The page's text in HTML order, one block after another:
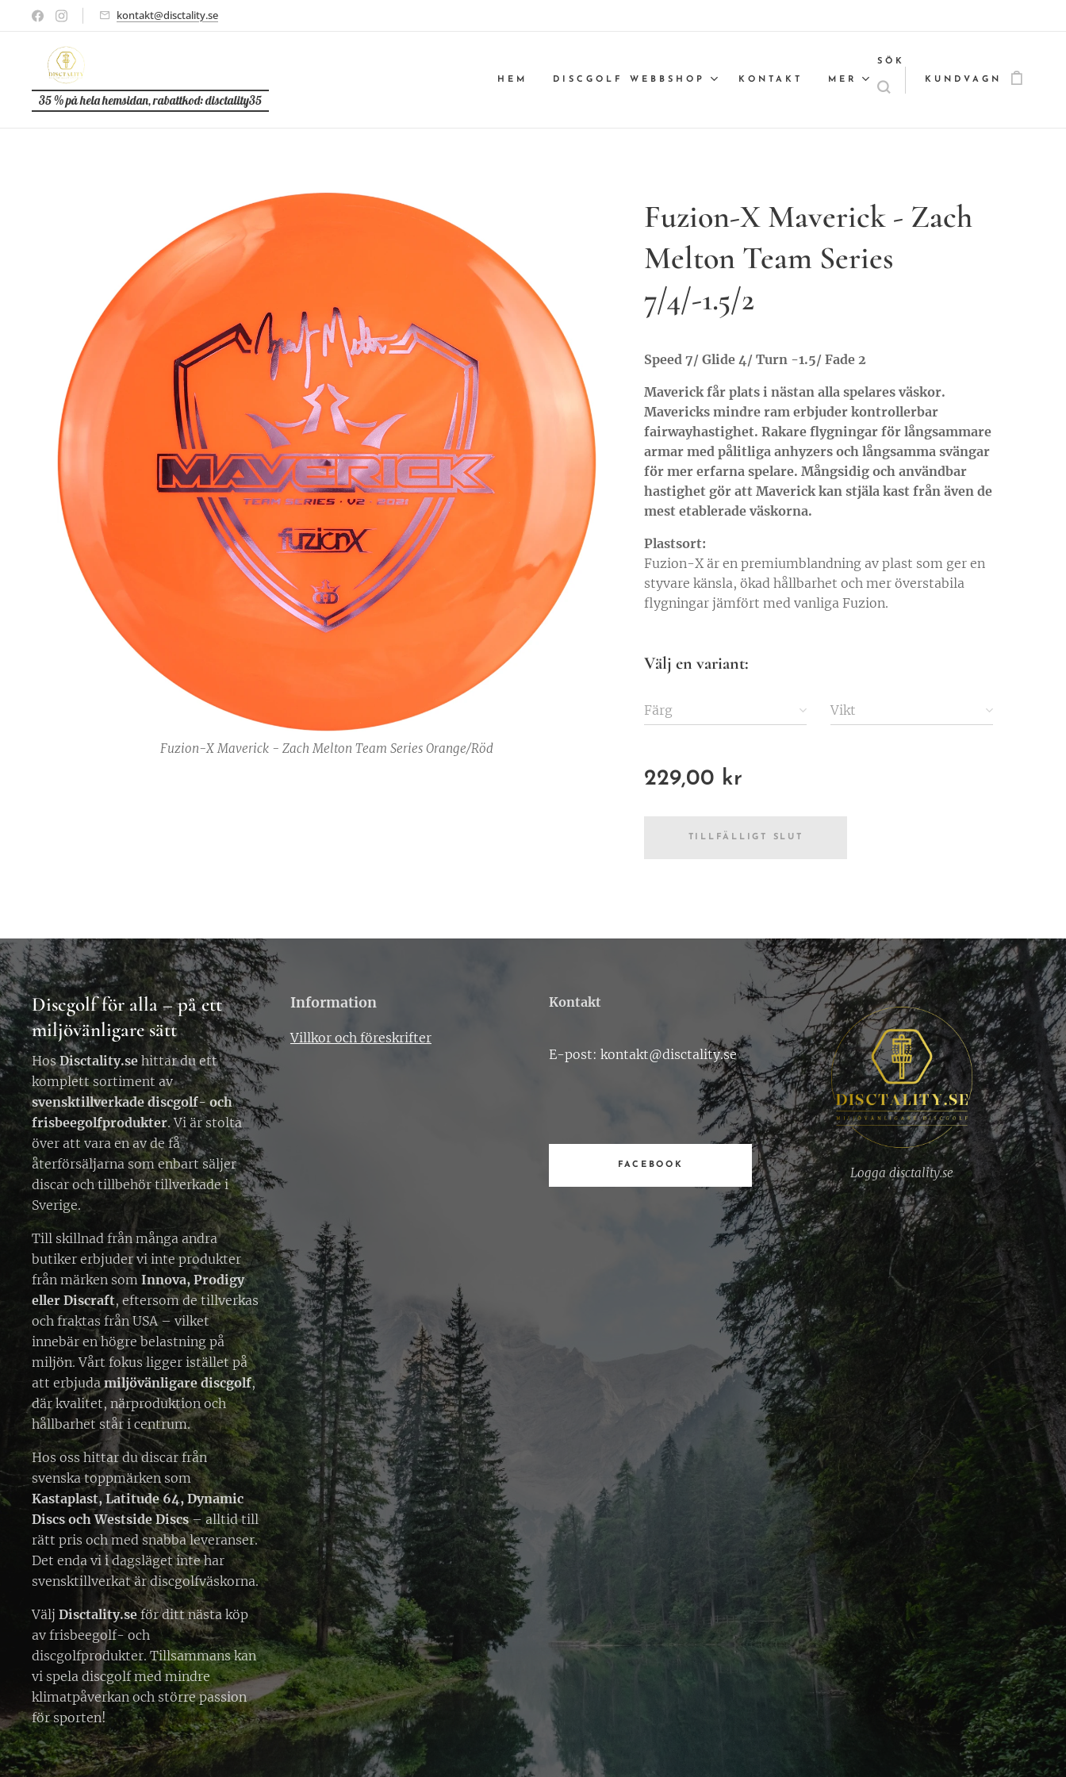
kontakt@disctality.se
35 % på hela hemsidan, rabattkod: disctality35
HEM DISCGOLF WEBBSHOP KONTAKT MER
SÖK
KUNDVAGN
Fuzion-X Maverick - Zach
Melton Team Series
7/4/-1.5/2
Fuzion-X Maverick - Zach Melton Team Series Orange/Röd
Speed 7/ Glide 4/ Turn -1.5/ Fade 2
Maverick får plats i nästan alla spelares väskor.
Mavericks mindre ram erbjuder kontrollerbar
fairwayhastighet. Rakare flygningar för långsammare
armar med pålitliga anhyzers och långsamma svängar
för mer erfarna spelare. Mångsidig och användbar
hastighet gör att Maverick kan stjäla kast från även de
mest etablerade väskorna.
Plastsort:
Fuzion-X är en premiumblandning av plast som ger en
styvare känsla, ökad hållbarhet och mer överstabila
flygningar jämfört med vanliga Fuzion.
Välj en variant:
Färg Vikt
229,00 kr
TILLFÄLLIGT SLUT
Discgolf för alla – på ett
miljövänligare sätt
HosDisctality.sehittar du ett
komplett sortiment av
svensktillverkade discgolf- och
frisbeegolfprodukter. Vi är stolta
över att vara en av de få
återförsäljarna som enbart säljer
discar och tillbehör tillverkade i
Sverige.
Till skillnad från många andra
butiker erbjuder vi inte produkter
från märken som Innova, Prodigy
eller Discraft, eftersom de tillverkas
och fraktas från USA – vilket
innebär en högre belastning på
miljön. Vårt fokus ligger istället på
att erbjuda miljövänligare discgolf,
där kvalitet, närproduktion och
hållbarhet står i centrum.
Hos oss hittar du discar från
svenska toppmärken som
Kastaplast, Latitude 64, Dynamic
Discs och Westside Discs– alltid till
rätt pris och med snabba leveranser.
Det enda vi i dagsläget inte har
svensktillverkat är discgolfväskorna.
Välj Disctality.seför ditt nästa köp
av frisbeegolf- och
discgolfprodukter. Tillsammans kan
vi spela discgolf med mindre
klimatpåverkan och större passion
för sporten!
Information
Villkor och föreskrifter
Kontakt
E-post: kontakt@disctality.se
FACEBOOK
Logga disctality.se